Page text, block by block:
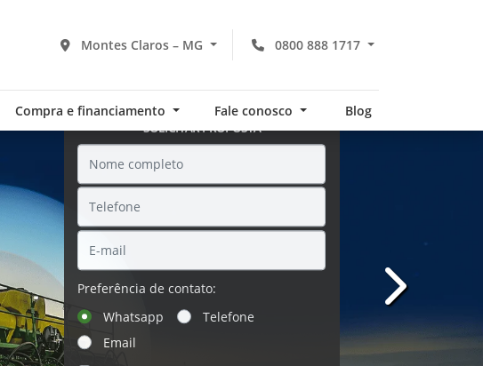
0800 888 1717
Montes Claros – MG
Compra e financiamento Fale conosco Blog
SOLICITAR PROPOSTA
Preferência de contato:
Whatsapp
Telefone
Email